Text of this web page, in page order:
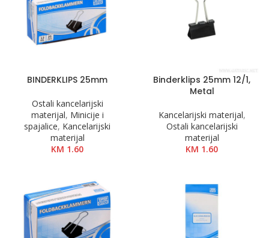
BINDERKLIPS 25mm
Ostali kancelarijski
materijal, Minicije i
spajalice, Kancelarijski
materijal
KM 1.60
Binderklips 25mm 12/1,
Metal
Kancelarijski materijal,
Ostali kancelarijski
materijal
KM 1.60